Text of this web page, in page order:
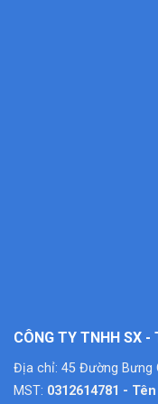
CÔNG TY TNHH SX -
Địa chỉ: 45 Đường Bưng
MST: 0312614781 -